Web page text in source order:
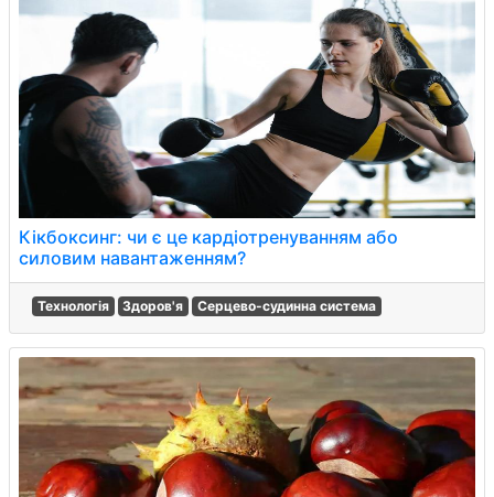
Кікбоксинг: чи є це кардіотренуванням або
силовим навантаженням?
Технологія Здоров'я Серцево-судинна система